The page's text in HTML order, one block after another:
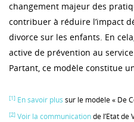
changement majeur des
contribuer à réduire l’impact
divorce sur les enfants. En
active de prévention au
Partant, ce modèle constitue
[1] En savoir plus sur le modèle « De
[2] Voir la communicationde l’Etat de